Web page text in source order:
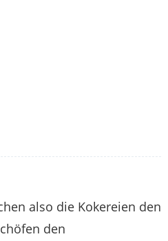
also die Kokereien den
den